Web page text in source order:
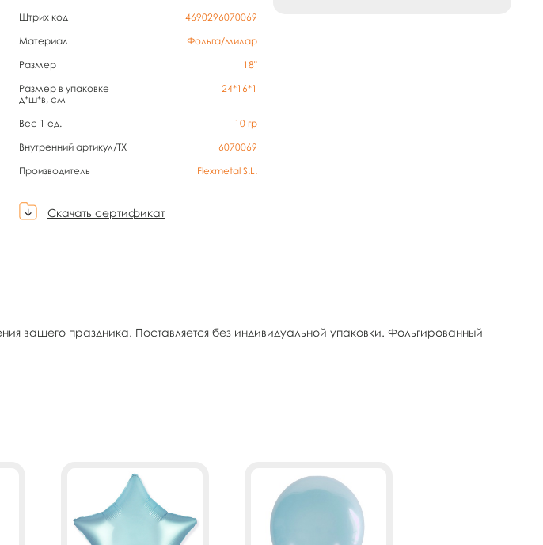
Штрих код
4690296070069
Материал
Фольга/милар
Размер
18"
Размер в упаковке
д*ш*в, см
24*16*1
Вес 1 ед. 10 гр
Внутренний артикул/TX
6070069
Производитель
Flexmetal S.L.
Скачать сертификат
вашего праздника. Поставляется без индивидуальной упаковки. Фольгированный